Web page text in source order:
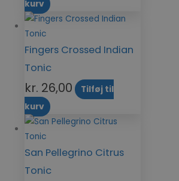
kurv
Fingers Crossed Indian
Tonic
kr. 26,00
Tilføj til
kurv
San Pellegrino Citrus
Tonic